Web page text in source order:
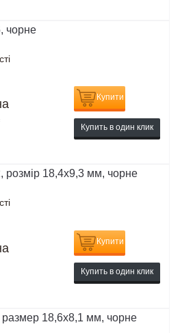
чорне
Купити
Купить в один клик
розмір 18,4x9,3 мм, чорне
Купити
Купить в один клик
18,6х8,1 мм, чорне